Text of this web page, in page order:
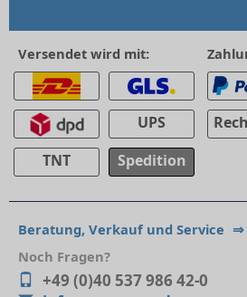
Versendet wird mit:
UPS
TNT
Spedition
Beratung, Verkauf und Service ⇒
Noch Fragen?
+49 (0)40 537 986 42-0